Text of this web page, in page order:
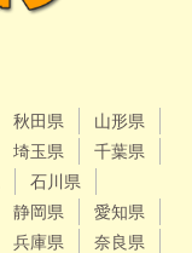
秋田県
山形県
埼玉県
千葉県
石川県
静岡県
愛知県
兵庫県
奈良県